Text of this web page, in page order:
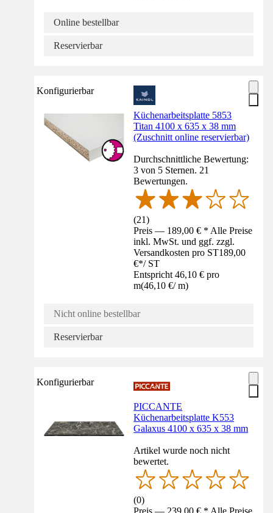
Online bestellbar
Reservierbar
Konfigurierbar
Küchenarbeitsplatte 5853
Titan 4100 x 635 x 38 mm
(Zuschnitt online reservierbar)
Durchschnittliche Bewertung:
3 von 5 Sternen. 21
Bewertungen.
(21)
Preis — 189,00 € * Alle Preise
inkl. MwSt. und ggf. zzgl.
Versandkosten pro ST189,00
€*/ ST
Entspricht 46,10 € pro
m(46,10 €/ m)
Nicht online bestellbar
Reservierbar
Konfigurierbar
PICCANTE
Küchenarbeitsplatte K553
Galaxus 4100 x 635 x 38 mm
Artikel wurde noch nicht
bewertet.
(0)
Preis — 239,00 € * Alle Preise